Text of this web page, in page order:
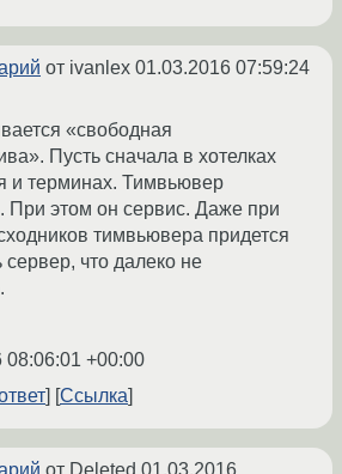
от ivanlex 01.03.2016 07:59:24
«свободная
Пусть сначала в хотелках
и терминах. Тимвьювер
При этом он сервис. Даже при
тимвьювера придется
сервер, что далеко не
08:06:01 +00:00
Ссылка